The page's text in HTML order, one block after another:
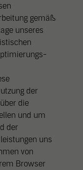
gemäß
unseres
der
die
und um
der
uns
von
Browser